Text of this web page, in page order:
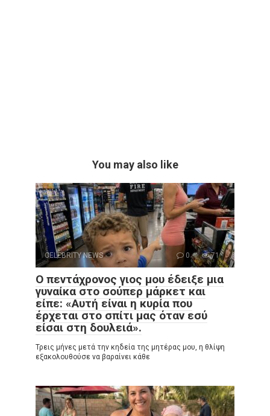
You may also like
CELEBRITY NEWS 0 71
Ο πεντάχρονος γιος μου έδειξε μια
γυναίκα στο σούπερ μάρκετ και
είπε: «Αυτή είναι η κυρία που
έρχεται στο σπίτι μας όταν εσύ
είσαι στη δουλειά».
Τρεις μήνες μετά την κηδεία της μητέρας μου, η θλίψη
εξακολουθούσε να βαραίνει κάθε